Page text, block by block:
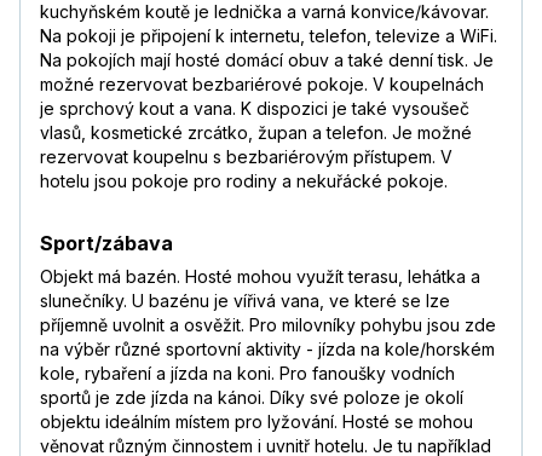
kuchyňském koutě je lednička a varná konvice/kávovar.
Na pokoji je připojení k internetu, telefon, televize a WiFi.
Na pokojích mají hosté domácí obuv a také denní tisk. Je
možné rezervovat bezbariérové pokoje. V koupelnách
je sprchový kout a vana. K dispozici je také vysoušeč
vlasů, kosmetické zrcátko, župan a telefon. Je možné
rezervovat koupelnu s bezbariérovým přístupem. V
hotelu jsou pokoje pro rodiny a nekuřácké pokoje.
Sport/zábava
Objekt má bazén. Hosté mohou využít terasu, lehátka a
slunečníky. U bazénu je vířivá vana, ve které se lze
příjemně uvolnit a osvěžit. Pro milovníky pohybu jsou zde
na výběr různé sportovní aktivity - jízda na kole/horském
kole, rybaření a jízda na koni. Pro fanoušky vodních
sportů je zde jízda na kánoi. Díky své poloze je okolí
objektu ideálním místem pro lyžování. Hosté se mohou
věnovat různým činnostem i uvnitř hotelu. Je tu například